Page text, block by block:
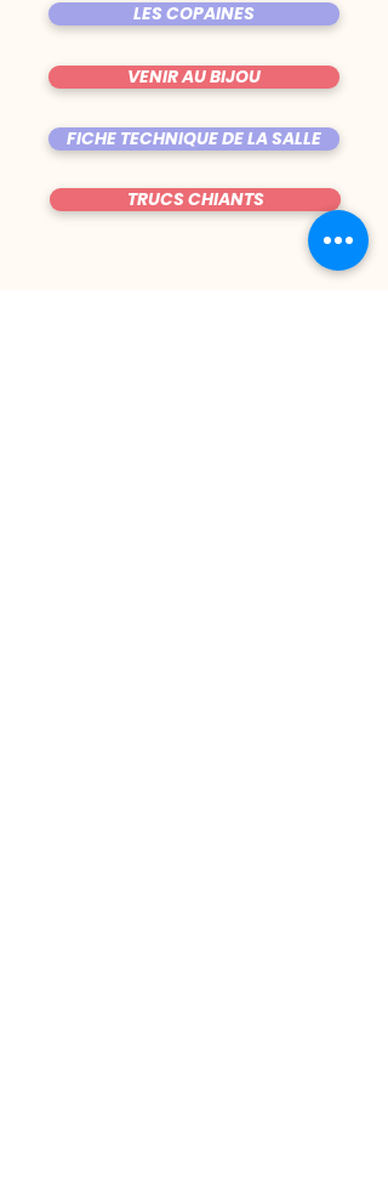
LES COPAINES
VENIR AU BIJOU
FICHE TECHNIQUE DE LA SALLE
TRUCS CHIANTS